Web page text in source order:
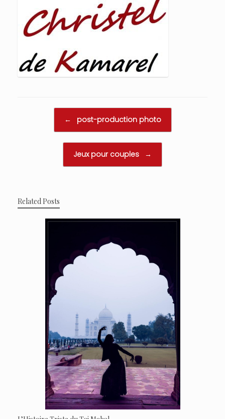
← post-production photo
Jeux pour couples →
Related Posts